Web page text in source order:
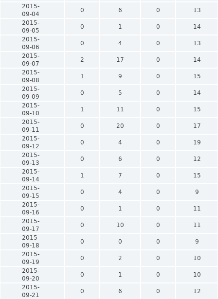
2015-
09-04
0 6 0
13
2015-
09-05
0 1 0
14
2015-
09-06
0 4 0
13
2015-
09-07
2 17 0
14
2015-
09-08
1 9 0
15
2015-
09-09
0 5 0
14
2015-
09-10
1 11 0
15
2015-
09-11
0 20 0
17
2015-
09-12
0 4 0
19
2015-
09-13
0 6 0
12
2015-
09-14
1 7 0
15
2015-
09-15
0 4 0
9
2015-
09-16
0 1 0
11
2015-
09-17
0 10 0
11
2015-
09-18
0 0 0
9
2015-
09-19
0 2 0
10
2015-
09-20
0 1 0
10
2015-
09-21
0 6 0
12